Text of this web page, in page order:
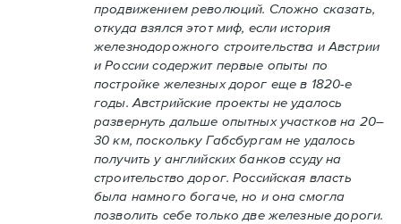
продвижением революций. Сложно сказать,
откуда взялся этот миф, если история
железнодорожного строительства и Австрии
и России содержит первые опыты по
постройке железных дорог еще в 1820-е
годы. Австрийские проекты не удалось
развернуть дальше опытных участков на 20–
30 км, поскольку Габсбургам не удалось
получить у английских банков ссуду на
строительство дорог. Российская власть
была намного богаче, но и она смогла
позволить себе только две железные дороги.